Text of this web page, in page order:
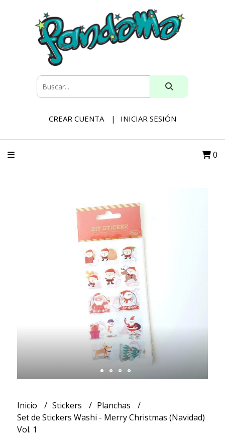
CREAR CUENTA INICIAR SESIÓN
0
Inicio Stickers
Planchas
Set de Stickers Washi - Merry Christmas (Navidad)
Vol. 1